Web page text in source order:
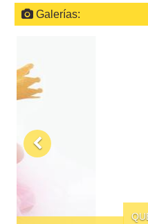
Galerías:
QUÉ HACER PARA QUE